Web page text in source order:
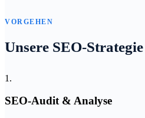
VORGEHEN
Unsere SEO-
1.
SEO-Audit & Analyse